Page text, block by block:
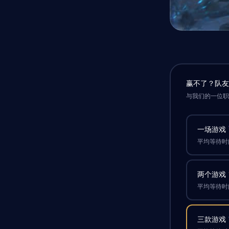
赢不了？队
与我们的一位
一场游戏
平均等待
两个游戏
平均等待
三款游戏